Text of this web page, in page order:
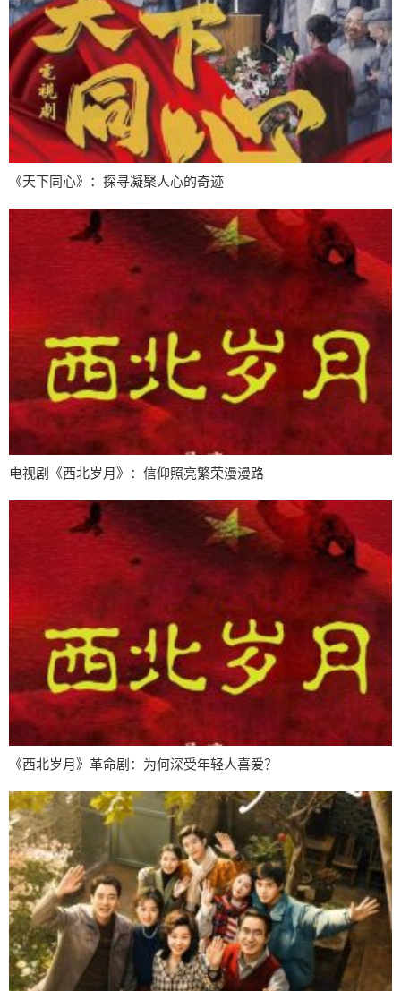
《天下同心》：探寻凝聚人心的奇迹
电视剧《西北岁月》：信仰照亮繁荣漫漫路
《西北岁月》革命剧：为何深受年轻人喜爱？